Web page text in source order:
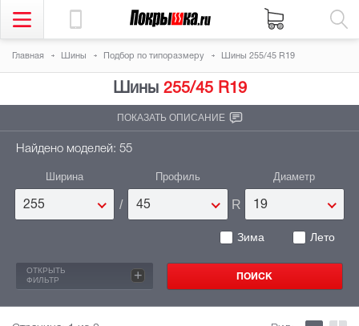
Главная Шины Подбор по типоразмеру Шины 255/45 R19
Шины 255/45 R19
ПОКАЗАТЬ ОПИСАНИЕ
Найдено моделей: 55
Ширина
255 /
Профиль
45 R
Диаметр
19
Зима Лето
ОТКРЫТЬ
ФИЛЬТР
+